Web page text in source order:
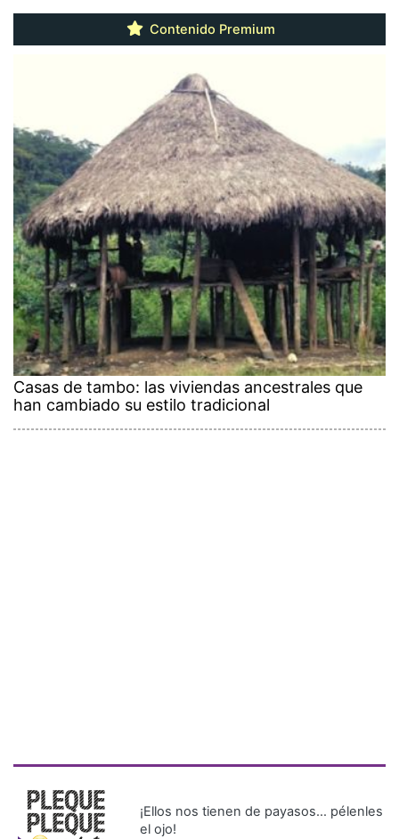
Contenido Premium
Casas de tambo: las viviendas ancestrales que
han cambiado su estilo tradicional
¡Ellos nos tienen de payasos… pélenles
el ojo!